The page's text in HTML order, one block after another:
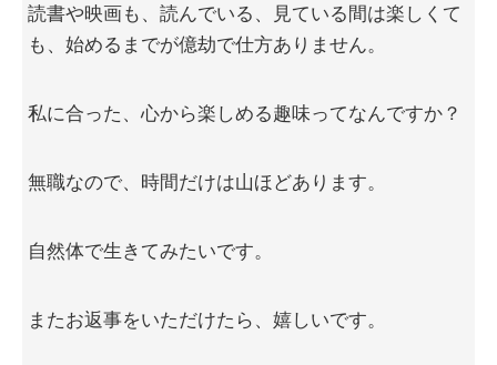
読書や映画も、読んでいる、見ている間は楽しくて
も、始めるまでが億劫で仕方ありません。
私に合った、心から楽しめる趣味ってなんですか？
無職なので、時間だけは山ほどあります。
自然体で生きてみたいです。
またお返事をいただけたら、嬉しいです。